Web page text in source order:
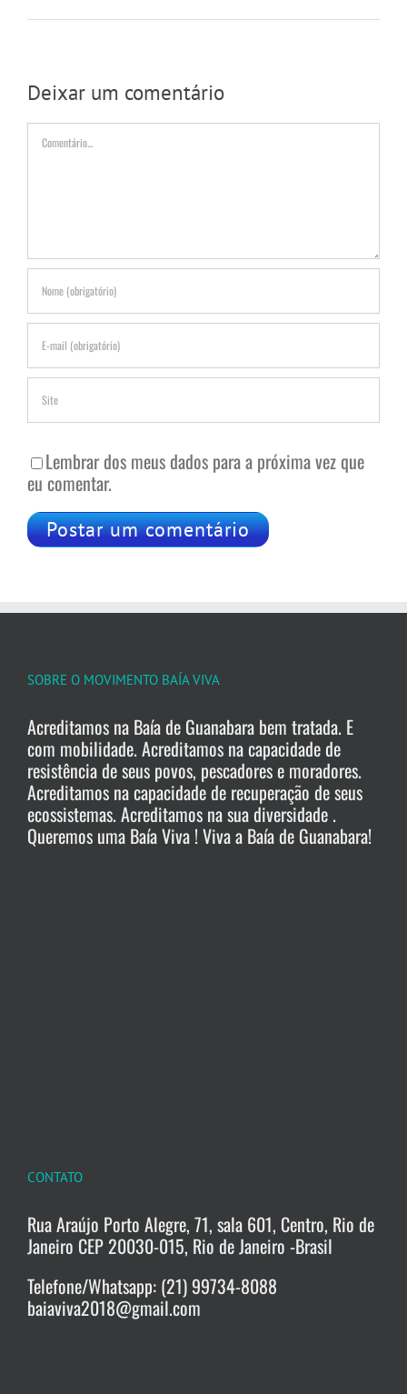
Deixar um comentário
Comentário
Lembrar dos meus dados para a próxima vez que
eu comentar.
SOBRE O MOVIMENTO BAÍA VIVA
Acreditamos na Baía de Guanabara bem tratada. E
com mobilidade. Acreditamos na capacidade de
resistência de seus povos, pescadores e moradores.
Acreditamos na capacidade de recuperação de seus
ecossistemas. Acreditamos na sua diversidade .
Queremos uma Baía Viva ! Viva a Baía de Guanabara!
CONTATO
Rua Araújo Porto Alegre, 71, sala 601, Centro, Rio de
Janeiro CEP 20030-015, Rio de Janeiro -Brasil
Telefone/Whatsapp: (21) 99734-8088
baiaviva2018@gmail.com